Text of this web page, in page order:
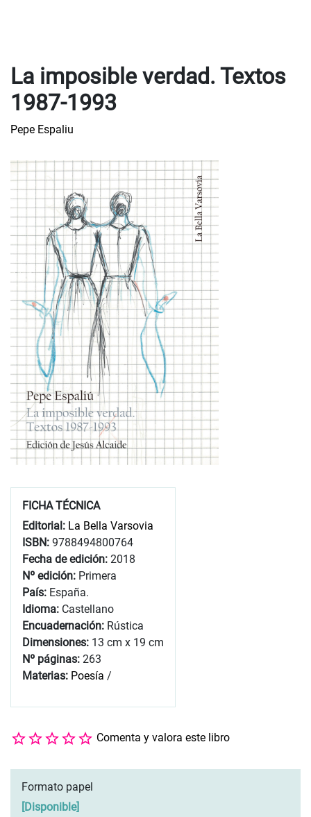
La imposible verdad. Textos
1987-1993
Pepe Espaliu
FICHA TÉCNICA
Editorial: La Bella Varsovia
ISBN: 9788494800764
Fecha de edición: 2018
Nº edición: Primera
País: España.
Idioma: Castellano
Encuadernación: Rústica
Dimensiones: 13 cm x 19 cm
Nº páginas: 263
Materias: Poesía /
Comenta y valora este libro
Formato papel
[Disponible]